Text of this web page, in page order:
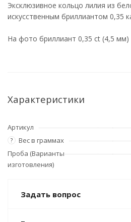
Эксклюзивное кольцо лилия из
искусственным бриллиантом 0,35
На фото бриллиант 0,35 ct (4,5 мм)
Характеристики
Артикул
? Вес в граммах
Проба (Варианты
изготовления)
Задать вопрос